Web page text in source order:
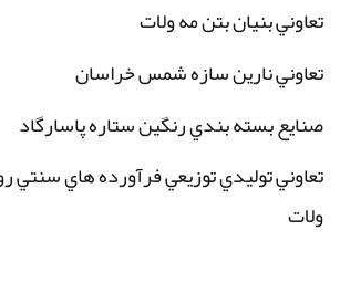
تعاوني بنيان بتن مه ولات
تعاوني نارين سازه شمس خراسان
صنايع بسته بندي رنگين ستاره پاسارگاد
تعاوني توليدي توزيعي فرآورده هاي سنتي
ولات